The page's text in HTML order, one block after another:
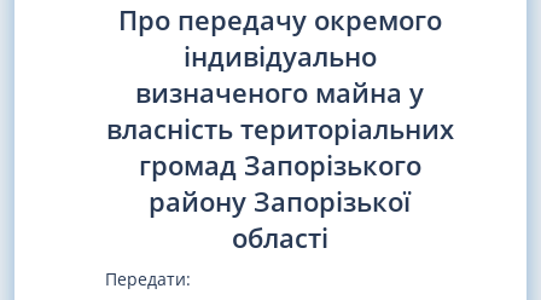
Про передачу окремого
індивідуально
визначеного майна у
власність територіальних
громад Запорізького
району Запорізької
області
Передати: